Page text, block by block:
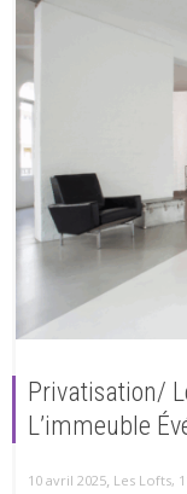
Privatisation/
L’immeuble
10 avril 2025, Les Lofts,